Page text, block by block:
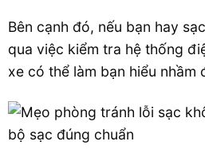
Bên cạnh đó, nếu bạn hay
qua việc kiểm tra hệ thống
xe có thể làm bạn hiểu nhầm